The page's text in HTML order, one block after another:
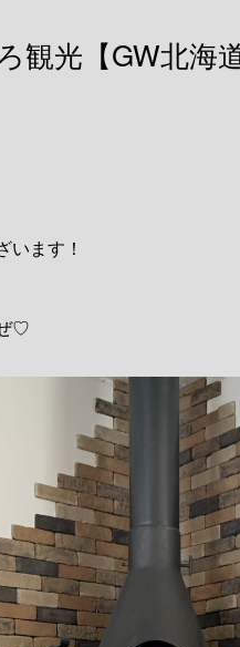
観光【GW北海
います！
♡